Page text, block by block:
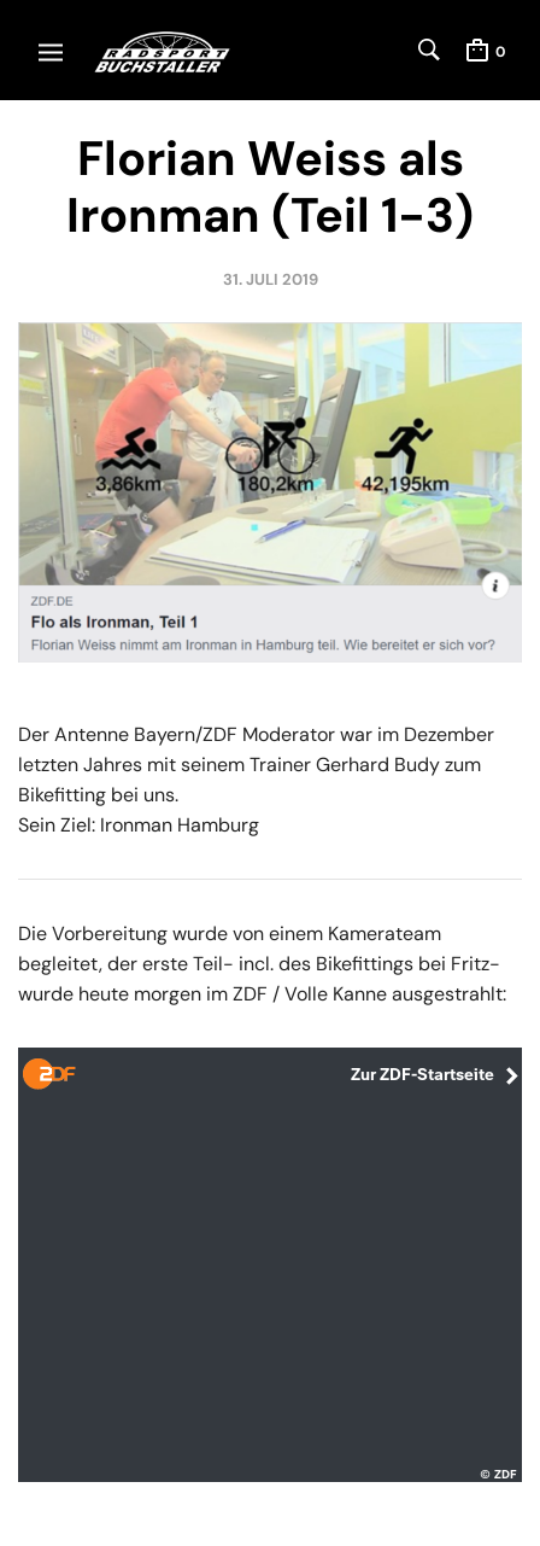
0
Florian Weiss als
Ironman (Teil 1-3)
31. JULI 2019
Der Antenne Bayern/ZDF Moderator war im Dezember
letzten Jahres mit seinem Trainer Gerhard Budy zum
Bikefitting bei uns.
Sein Ziel: Ironman Hamburg
Die Vorbereitung wurde von einem Kamerateam
begleitet, der erste Teil- incl. des Bikefittings bei Fritz-
wurde heute morgen im ZDF / Volle Kanne ausgestrahlt: